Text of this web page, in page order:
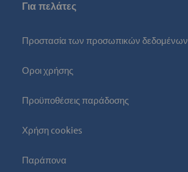
Για πελάτες
Προστασία των προσωπικών δεδομένων
Οροι χρήσης
Προϋποθέσεις παράδοσης
Χρήση cookies
Παράπονα